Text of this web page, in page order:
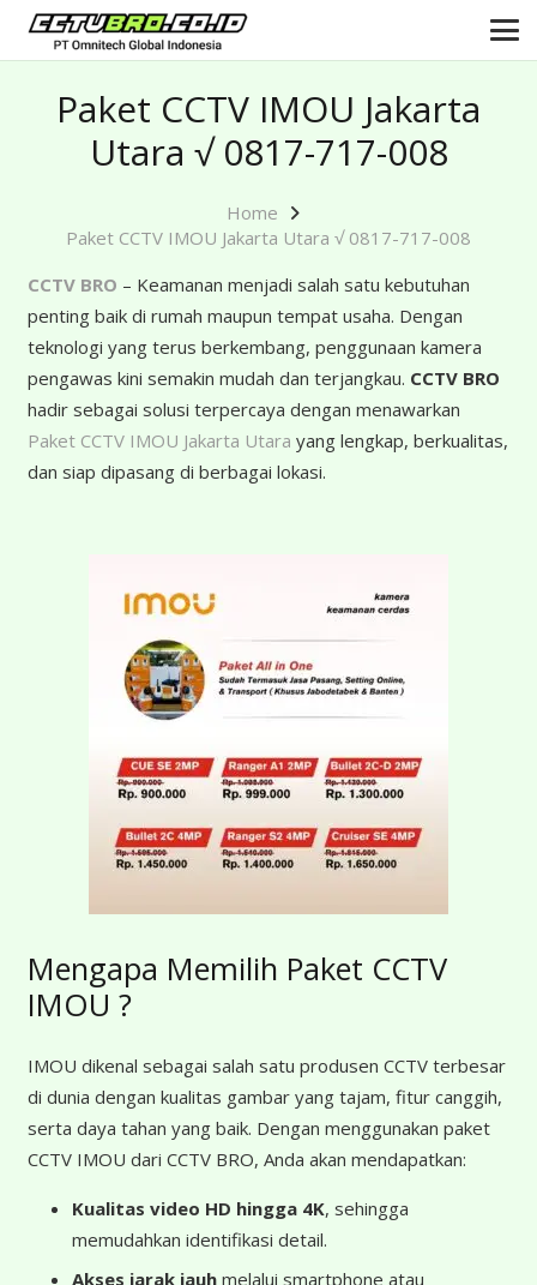
Paket CCTV IMOU Jakarta
Utara √ 0817-717-008
Home
Paket CCTV IMOU Jakarta Utara √ 0817-717-008
CCTV BRO – Keamanan menjadi salah satu kebutuhan
penting baik di rumah maupun tempat usaha. Dengan
teknologi yang terus berkembang, penggunaan kamera
pengawas kini semakin mudah dan terjangkau. CCTV BRO
hadir sebagai solusi terpercaya dengan menawarkan
Paket CCTV IMOU Jakarta Utara yang lengkap, berkualitas,
dan siap dipasang di berbagai lokasi.
Mengapa Memilih Paket CCTV
IMOU ?
IMOU dikenal sebagai salah satu produsen CCTV terbesar
di dunia dengan kualitas gambar yang tajam, fitur canggih,
serta daya tahan yang baik. Dengan menggunakan paket
CCTV IMOU dari CCTV BRO, Anda akan mendapatkan:
Kualitas video HD hingga 4K, sehingga
memudahkan identifikasi detail.
Akses jarak jauh melalui smartphone atau